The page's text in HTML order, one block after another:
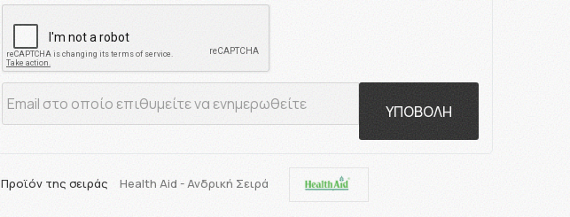
ΥΠΟΒΟΛΗ
Προϊόν της σειράς Health Aid - Ανδρική Σειρά